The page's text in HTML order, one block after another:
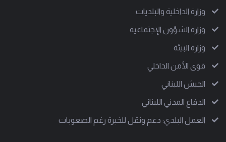
وزارة الداخلية والبلديات
وزارة الشؤون الإجتماعية
وزارة البيئة
قوى الأمن الداخلي
الجيش اللبناني
الدفاع المدني اللبناني
العمل البلدي: دعم ونقل للخبرة رغم الصعوبات